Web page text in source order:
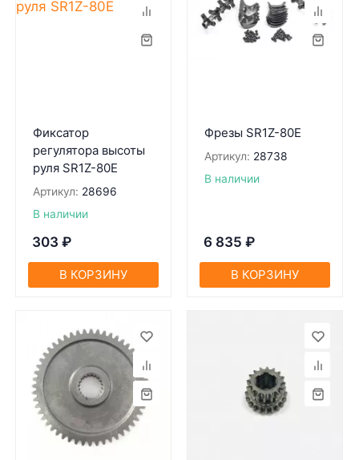
Фиксатор
регулятора высоты
руля SR1Z-80Е
Артикул: 28696
В наличии
303 ₽
В КОРЗИНУ
Фрезы SR1Z-80Е
Артикул: 28738
В наличии
6 835 ₽
В КОРЗИНУ